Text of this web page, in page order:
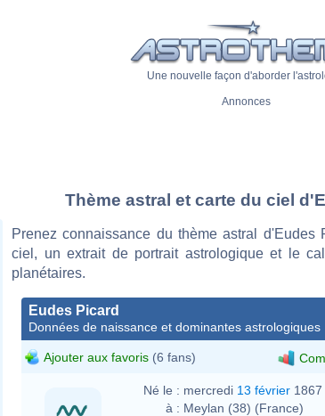
Une nouvelle façon d'aborder
Annonces
Thème astral et carte du ciel
Prenez connaissance du thème astral d'Eudes
ciel, un extrait de portrait astrologique et le
planétaires.
Eudes Picard
Données de naissance et dominantes astrologiques
Ajouter aux favoris (6 fans)
Né le : mercredi 13 février
à : Meylan (38) (France)